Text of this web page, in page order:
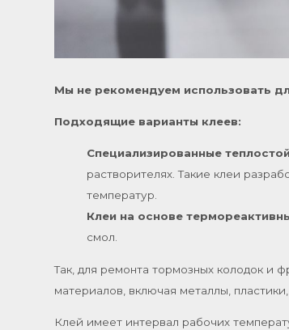
Мы не рекомендуем использовать
Подходящие варианты клеев:
Специализированные
растворителях. Такие клеи
температур.
Клеи на основе
смол.
Так, для ремонта тормозных колодок и
материалов, включая металлы,
Клей имеет интервал рабочих